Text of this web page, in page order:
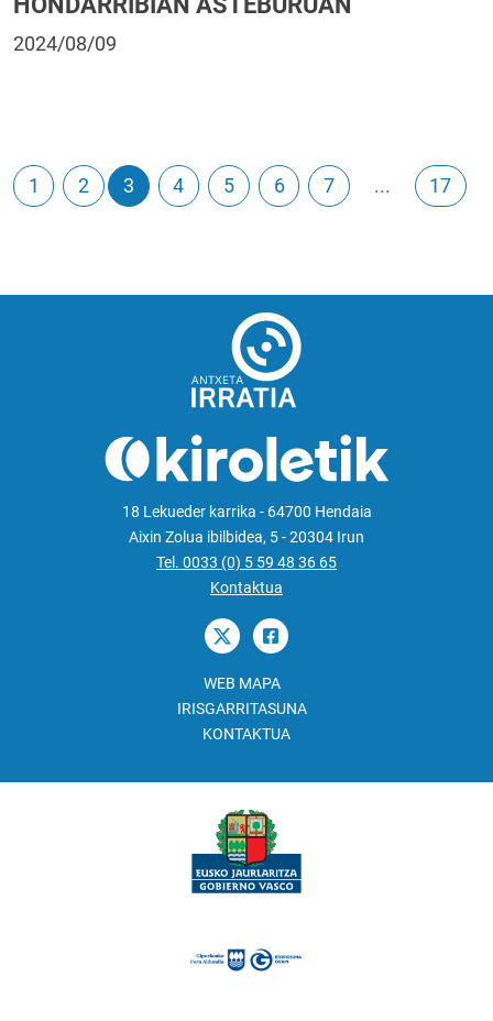
2024/08/09
1 2 3 4 5 6 7 ... 17
18 Lekueder karrika - 64700 Hendaia
Aixin Zolua ibilbidea, 5 - 20304 Irun
Tel. 0033 (0) 5 59 48 36 65
Kontaktua
WEB MAPA
IRISGARRITASUNA
KONTAKTUA